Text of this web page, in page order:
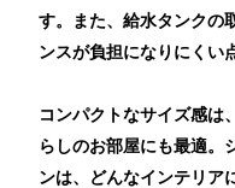
す。また、給水タンクの
ンスが負担になりにくい
コンパクトなサイズ感は
らしのお部屋にも最適。
ンは、どんなインテリア